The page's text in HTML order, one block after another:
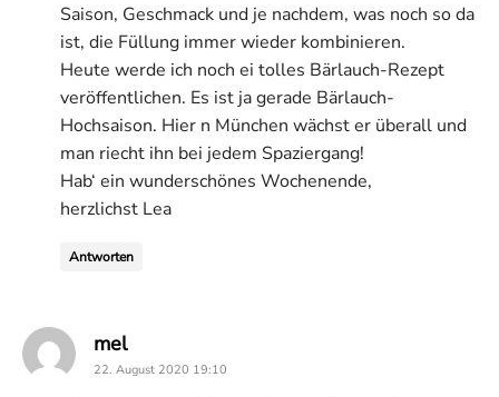
Saison, Geschmack und je nachdem, was noch so da
ist, die Füllung immer wieder kombinieren.
Heute werde ich noch ei tolles Bärlauch-Rezept
veröffentlichen. Es ist ja gerade Bärlauch-
Hochsaison. Hier n München wächst er überall und
man riecht ihn bei jedem Spaziergang!
Hab‘ ein wunderschönes Wochenende,
herzlichst Lea
Antworten
melsays:
22. August 2020 19:10